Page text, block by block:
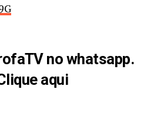
no whatsapp.
aqui